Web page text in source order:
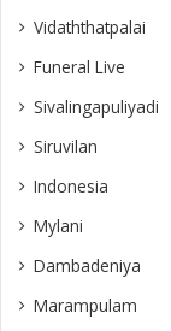
Vidaththatpalai
Funeral Live
Sivalingapuliyadi
Siruvilan
Indonesia
Mylani
Dambadeniya
Marampulam